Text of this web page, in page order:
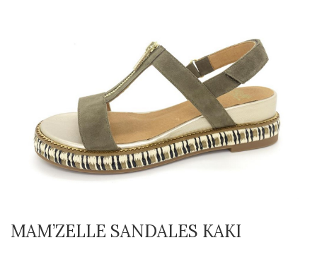
MAM’ZELLE SANDALES KAKI